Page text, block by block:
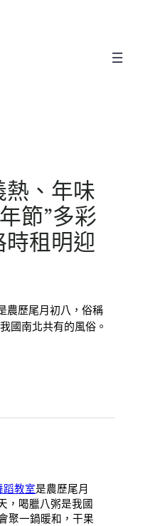
、年味
節”多彩
租明迎
農歷尾月初八，俗稱
國南北共有的風俗。
蹈教室是農歷尾月
，喝臘八粥是我國
聚一鍋暖和，干果